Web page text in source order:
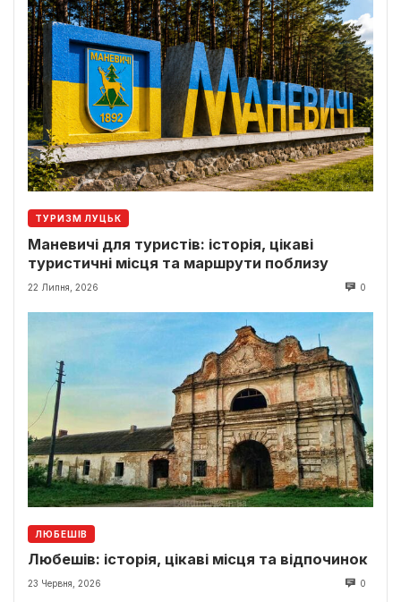
ТУРИЗМ ЛУЦЬК
Маневичі для туристів: історія, цікаві
туристичні місця та маршрути поблизу
22 Липня, 2026 0
ЛЮБЕШІВ
Любешів: історія, цікаві місця та відпочинок
23 Червня, 2026 0